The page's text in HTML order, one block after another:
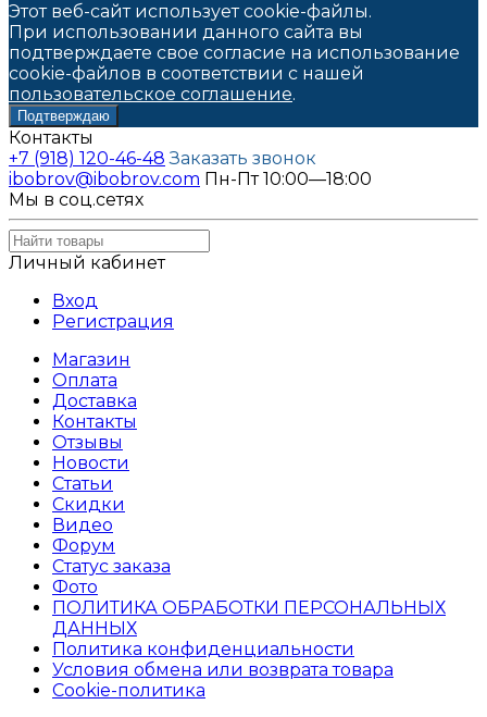
Этот веб-сайт использует cookie-файлы.
При использовании данного сайта вы
подтверждаете свое согласие на использование
cookie-файлов в соответствии с нашей
пользовательское соглашение.
Подтверждаю
Контакты
+7 (918) 120-46-48 Заказать звонок
ibobrov@ibobrov.com Пн-Пт 10:00—18:00
Мы в соц.сетях
Личный кабинет
Вход
Регистрация
Магазин
Оплата
Доставка
Контакты
Отзывы
Новости
Статьи
Скидки
Видео
Форум
Статус заказа
Фото
ПОЛИТИКА ОБРАБОТКИ ПЕРСОНАЛЬНЫХ
ДАННЫХ​
Политика конфиденциальности
Условия обмена или возврата товара
Cookie-политика